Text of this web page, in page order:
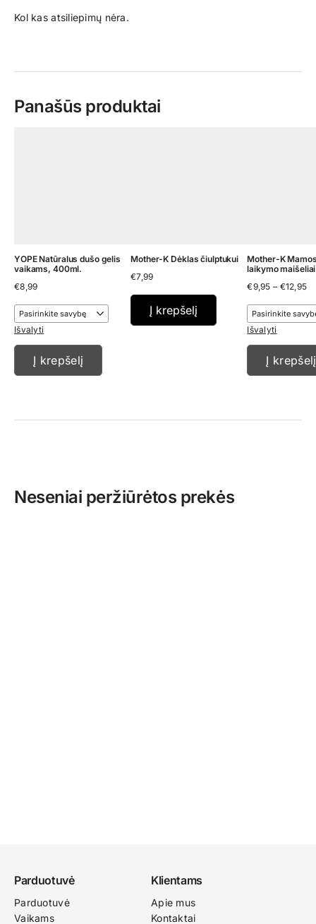
Kol kas atsiliepimų nėra.
Panašūs produktai
YOPE Natūralus dušo gelis
vaikams, 400ml.
€8,99
Išvalyti
Į krepšelį
Mother-K Dėklas čiulptukui
€7,99
Į krepšelį
Mother-K
laikymo maišeliai
€9,95 – €12,95
Išvalyti
Į krepšelį
Neseniai peržiūrėtos prekės
Parduotuvė
Parduotuvė
Vaikams
Klientams
Apie mus
Kontaktai